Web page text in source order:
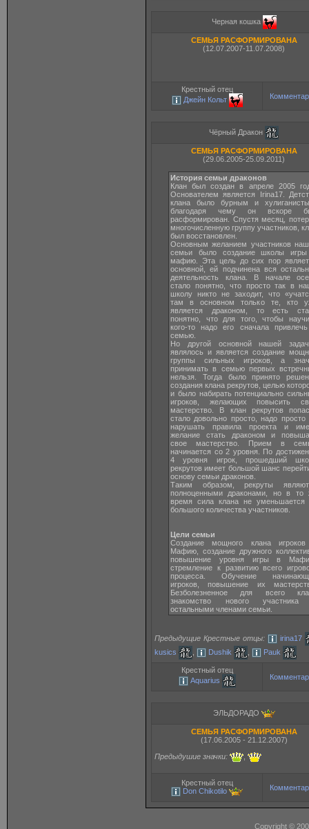
Черная кошка
СЕМЬЯ РАСФОРМИРОВАНА
(12.07.2007-11.07.2008)
Крестный отец
Джейн Кольт
Чёрный Дракон
СЕМЬЯ РАСФОРМИРОВАНА
(29.06.2005-25.09.2011)
История семьи драконов
Клан был создан в апреле 2005
Основателем является Irina17.
клана было бурным и
благодаря чему он вскоре
расформирован. Спустя месяц,
многочисленную группу участников,
был восстановлен.
Основным желанием участников
семьи было создание школы
мафию. Эта цель до сих пор
основной, ей подчинена вся
деятельность клана. В начале
стало понятно, что просто так в
школу никто не заходит, что
там в основном только те, кто
является драконом, то есть
понятно, что для того, чтобы
кого-то надо его сначала
семью.
Но другой основной нашей
являлось и является создание
группы сильных игроков, а
принимать в семью первых
нельзя. Тогда было принято
создания клана рекрутов, целью
и было набирать потенциально
игроков, желающих повысить
мастерство. В клан рекрутов
стало довольно просто, надо просто
нарушать правила проекта и
желание стать драконом и
свое мастерство. Прием в
начинается со 2 уровня. По
4 уровня игрок, прошедший
рекрутов имеет большой шанс
основу семьи драконов.
Таким образом, рекруты
полноценными драконами, но в то
время сила клана не уменьшается
большого количества участников.
Цели семьи
Создание мощного клана
Мафию, создание дружного
повышение уровня игры в
стремление к развитию всего
процесса. Обучение
игроков, повышение их
Безболезненное для всего
знакомство нового
остальными членами семьи.
Предыдущие Крестные отцы:
irina17
kusics
Dushik Pauk
Крестный отец
Aquarius
ЭЛЬДОРАДО
СЕМЬЯ РАСФОРМИРОВАНА
(17.06.2005 - 21.12.2007)
Предыдушие значки:
Крестный отец
Don Chikotilo
Copyright ©